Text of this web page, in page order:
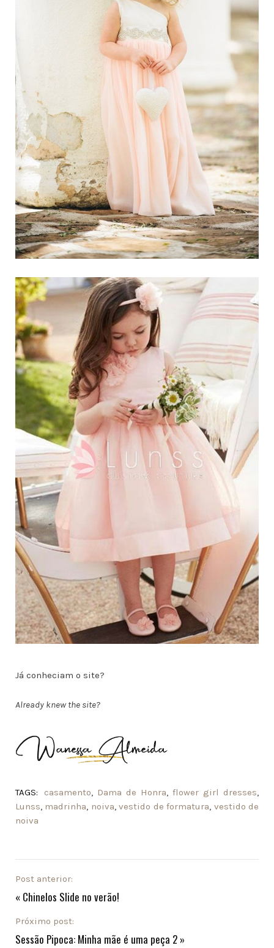
Já conheciam o site?
Already knew the site?
TAGS: casamento, Dama de Honra, flower girl dresses,
Lunss, madrinha, noiva,vestido de formatura, vestido de
noiva
Post anterior:
« Chinelos Slide no verão!
Próximo post:
Sessão Pipoca: Minha mãe é uma peça 2 »